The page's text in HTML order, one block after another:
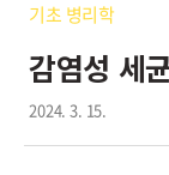
기초 병리학
감염성 세
2024. 3. 15.